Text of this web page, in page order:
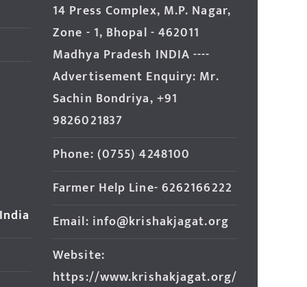
14 Press Complex, M.P. Nagar,
Zone - 1, Bhopal - 462011
Madhya Pradesh INDIA ----
Advertisement Enquiry: Mr.
Sachin Bondriya, +91
9826021837
Phone: (0755) 4248100
Farmer Help Line- 6262166222
Email: info@krishakjagat.org
Website:
https://www.krishakjagat.org/